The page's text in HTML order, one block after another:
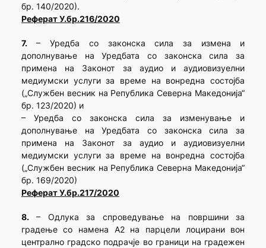
бр. 140/2020).
Реферат У.бр.216/2020
7.– Уредба со законска сила за измена и
дополнување на Уредбата со законска сила за
примена на Законот за аудио и аудиовизуелни
медиумски услуги за време на вонредна состојба
(„Службен весник на Република Северна Македонија“
бр. 123/2020) и
– Уредба со законска сила за изменување и
дополнување на Уредбата со законска сила за
примена на Законот за аудио и аудиовизуелни
медиумски услуги за време на вонредна состојба
(„Службен весник на Република Северна Македонија“
бр. 169/2020)
Реферат У.бр.217/2020
8.– Одлука за спроведување на површини за
градење со намена А2 на парцели лоцирани вон
централно градско подрачје во граници на градежен